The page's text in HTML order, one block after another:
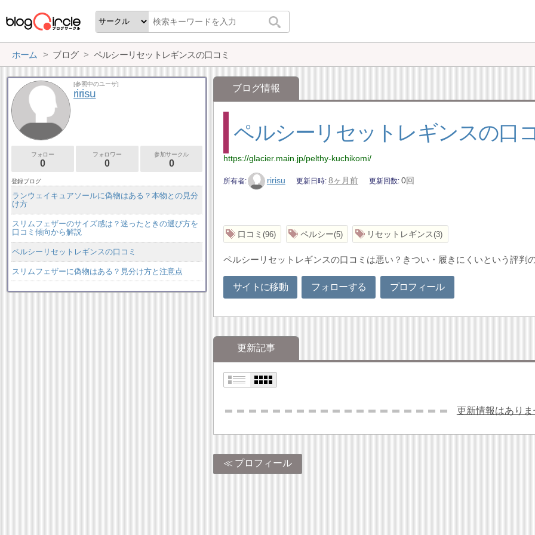
ホーム ブログ ペルシーリセットレギンスの口コミ
ブログ情報
ペルシーリセットレギンスの口
https://glacier.main.jp/pelthy-kuchikomi/
所有者 ririsu 更新日時 8ヶ月前 更新回数 0回
口コミ 96 ペルシー 5 リセットレギンス 3
ペルシーリセットレギンスの口コミは悪い？きつい・履きにくいという評判
サイトに移動 フォローする プロフィール
更新記事
更新情報はあり
プロフィール
[参照中のユーザ]
ririsu
フォロー
0
フォロワー
0
参加サークル
0
登録ブログ
ランウェイキュアソールに偽物はある？本物との見分
け方
スリムフェザーのサイズ感は？迷ったときの選び方を
口コミ傾向から解説
ペルシーリセットレギンスの口コミ
スリムフェザーに偽物はある？見分け方と注意点